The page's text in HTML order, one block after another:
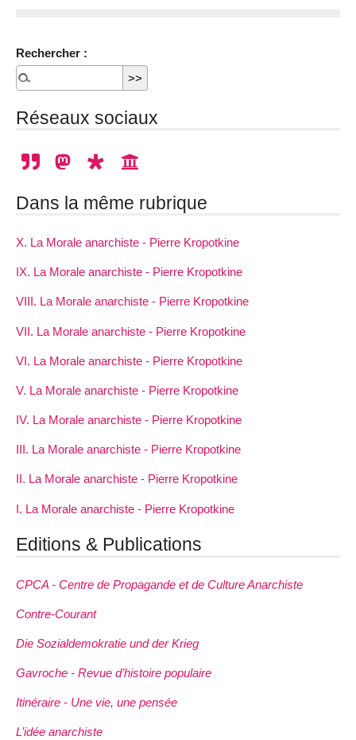
Rechercher :
Réseaux sociaux
Dans la même rubrique
X. La Morale anarchiste - Pierre Kropotkine
IX. La Morale anarchiste - Pierre Kropotkine
VIII. La Morale anarchiste - Pierre Kropotkine
VII. La Morale anarchiste - Pierre Kropotkine
VI. La Morale anarchiste - Pierre Kropotkine
V. La Morale anarchiste - Pierre Kropotkine
IV. La Morale anarchiste - Pierre Kropotkine
III. La Morale anarchiste - Pierre Kropotkine
II. La Morale anarchiste - Pierre Kropotkine
I. La Morale anarchiste - Pierre Kropotkine
Editions & Publications
CPCA - Centre de Propagande et de Culture Anarchiste
Contre-Courant
Die Sozialdemokratie und der Krieg
Gavroche - Revue d’histoire populaire
Itinéraire - Une vie, une pensée
L’idée anarchiste